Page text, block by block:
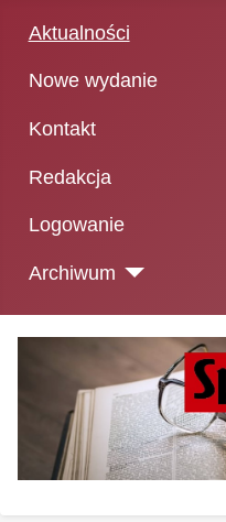
Aktualności
Nowe wydanie
Kontakt
Redakcja
Logowanie
Archiwum